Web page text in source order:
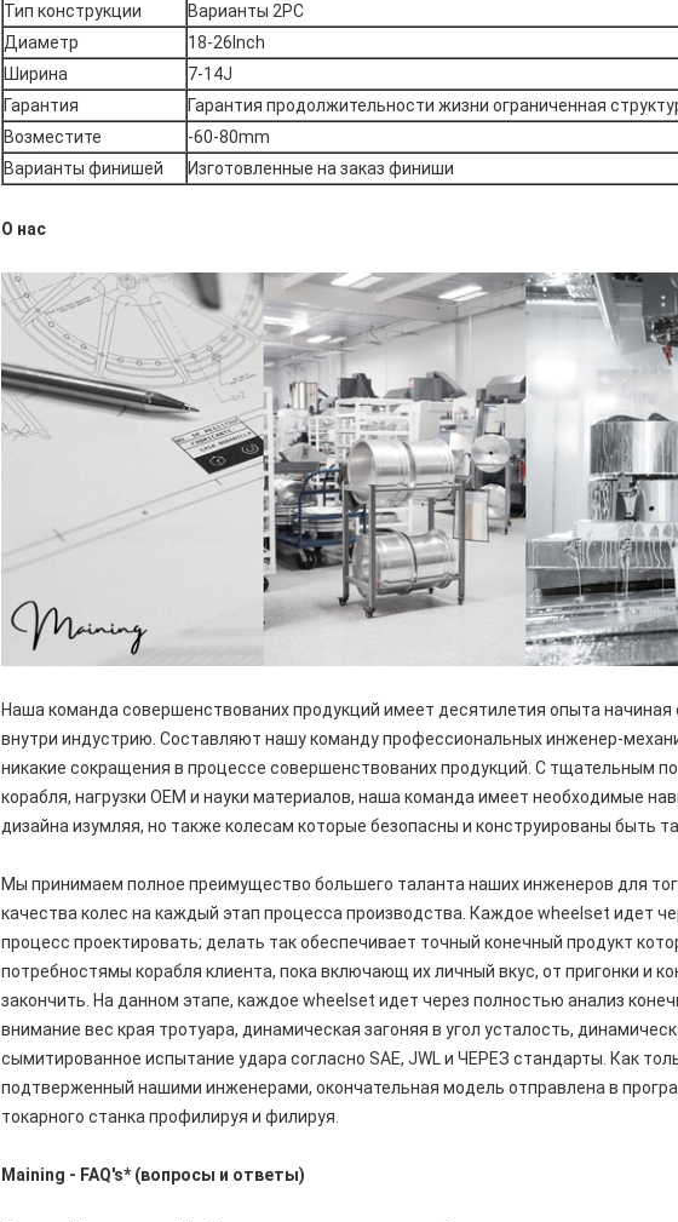
Тип конструкции
Варианты 2PC
Диаметр
18-26Inch
Ширина
7-14J
Гарантия
Гарантия продолжительности жизни ограниченная
Возместите
-60-80mm
Варианты финишей
Изготовленные на заказ финиши
О нас
Наша команда совершенствованих продукций имеет десятилетия опыта начиная
внутри индустрию. Составляют нашу команду профессиональных инженер-
никакие сокращения в процессе совершенствованих продукций. С тщательным
корабля, нагрузки OEM и науки материалов, наша команда имеет необходимые
дизайна изумляя, но также колесам которые безопасны и конструированы быть
Мы принимаем полное преимущество большего таланта наших инженеров для
качества колес на каждый этап процесса производства. Каждое wheelset идет
процесс проектировать; делать так обеспечивает точный конечный продукт
потребностямы корабля клиента, пока включающ их личный вкус, от пригонки и
закончить. На данном этапе, каждое wheelset идет через полностью анализ
внимание вес края тротуара, динамическая загоняя в угол усталость,
сымитированное испытание удара согласно SAE, JWL и ЧЕРЕЗ стандарты. Как
подтверженный нашими инженерами, окончательная модель отправлена в
токарного станка профилируя и филируя.
Maining - FAQ's* (вопросы и ответы)